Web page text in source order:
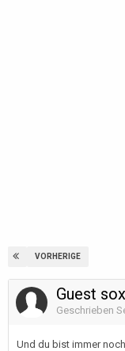
VORHERIGE
Guest
Geschrieben
Und du bist immer